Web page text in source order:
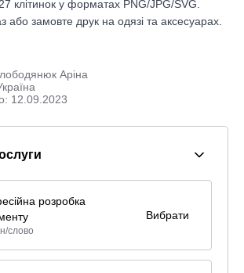
клітинок у форматах PNG/JPG/SVG.
або замовте друк на одязі та аксесуарах.
Аріна
12.09.2023
розробка
слово
Вибрати